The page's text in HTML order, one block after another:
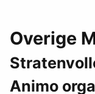
Overige
Animo